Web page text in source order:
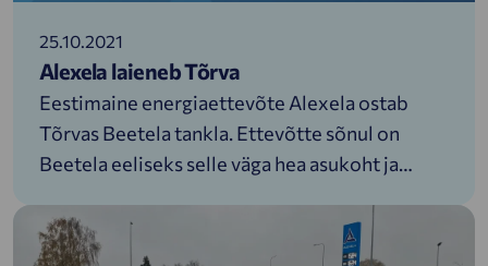
25.10.2021
Alexela laieneb Tõrva
Eestimaine energiaettevõte Alexela ostab
Tõrvas Beetela tankla. Ettevõtte sõnul on
Beetela eeliseks selle väga hea asukoht ja
traditsiooniliste kütuste kõrval ka
jätkusuutlike kütuste võimalikuks